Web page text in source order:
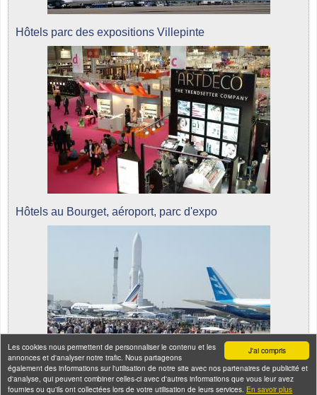
J'ai compris
Les cookies nous permettent de personnaliser le contenu et les
annonces et d'analyser notre trafic. Nous partageons
également des informations sur l'utilisation de notre site avec nos partenaires de publicité et
d'analyse, qui peuvent combiner celles-ci avec d'autres informations que vous leur avez
fournies ou qu'ils ont collectées lors de votre utilisation de leurs services. En savoir plus
Hôtels parc des expositions Villepinte
Hôtels au Bourget, aéroport, parc d'expo